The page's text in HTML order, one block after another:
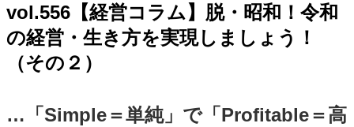
vol.556【経営コラム】脱・昭和！令和
の経営・生き方を実現しましょう！
（その２）
…「Simple＝単純」で「Profitable＝高